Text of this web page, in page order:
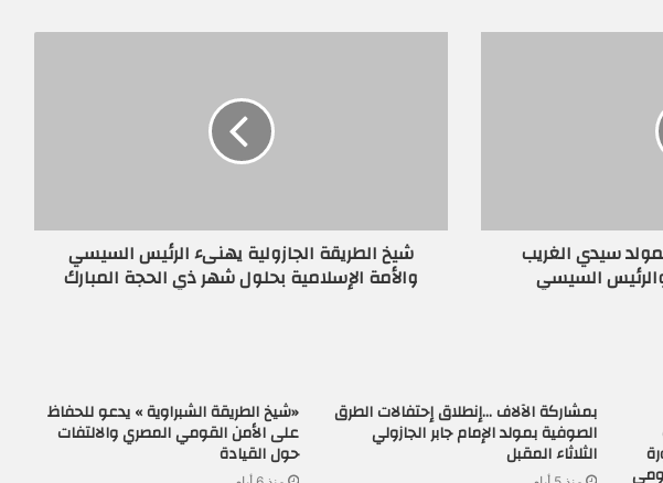
سيدي الغريب
السيسي
شيخ الطريقة الجازولية يهنىء الرئيس السيسي
والأمة الإسلامية بحلول شهر ذي الحجة المبارك
بمشاركة الآلاف …إنطلاق إحتفالات الطرق
الصوفية بمولد الإمام جابر الجازولي
الثلاثاء المقبل
«شيخ الطريقة الشبراوية » يدعو للحفاظ
على الأمن القومي المصري والالتفات
حول القيادة